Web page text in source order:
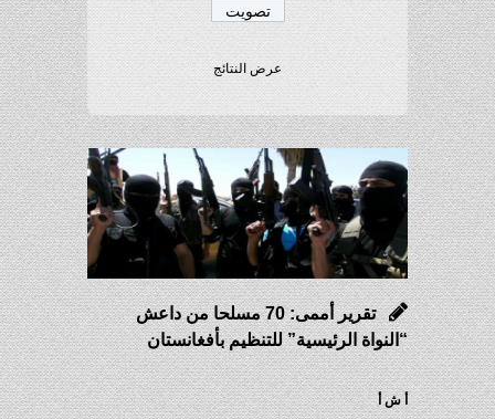
عرض النتائج
تقرير أممى: 70 مسلحا من داعش
“النواة الرئيسية” للتنظيم بأفغانستان
أ ش أ